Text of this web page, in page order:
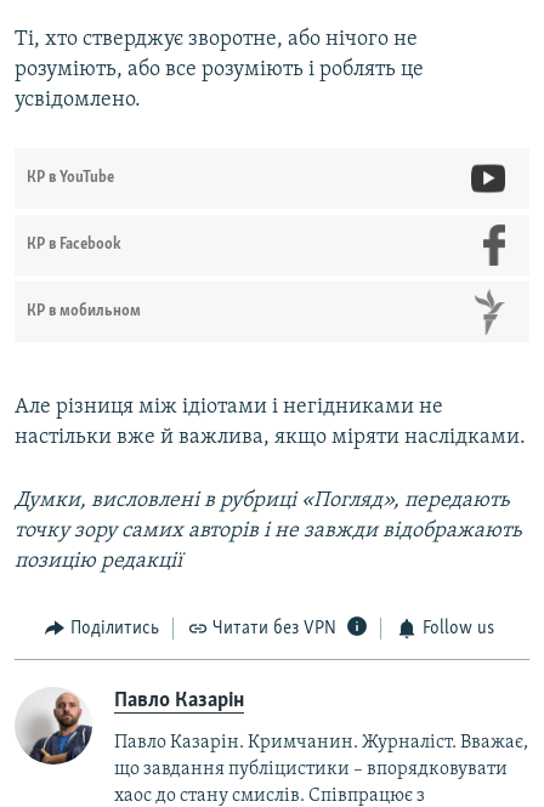
Ті, хто стверджує зворотне, або нічого не
розуміють, або все розуміють і роблять це
усвідомлено.
КР в YouTube
КР в Facebook
КР в мобильном
Але різниця між ідіотами і негідниками не
настільки вже й важлива, якщо міряти наслідками.
Думки, висловлені в рубриці «Погляд», передають
точку зору самих авторів і не завжди відображають
позицію редакції
Поділитись Читати без VPN Follow us
Павло Казарін
Павло Казарін. Кримчанин. Журналіст. Вважає,
що завдання публіцистики – впорядковувати
хаос до стану смислів. Співпрацює з